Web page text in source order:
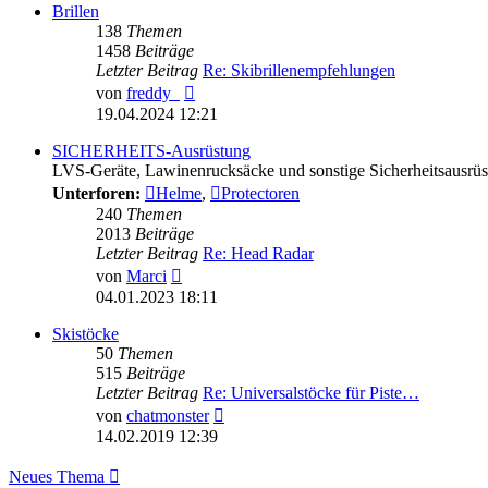
Brillen
138 Themen
1458 Beiträge
Letzter Beitrag Re: Skibrillenempfehlungen
von freddy_
Beitrag
19.04.2024 12:21
SICHERHEITS-Ausrüstung
LVS-Geräte, Lawinenrucksäcke und sonstige
Unterforen:
Helme,
Protectoren
240 Themen
2013 Beiträge
Letzter Beitrag Re: Head Radar
von Marci
Beitrag
04.01.2023 18:11
Skistöcke
50 Themen
515 Beiträge
Letzter Beitrag Re: Universalstöcke für Piste…
von chatmonster
14.02.2019 12:39
Neues Thema